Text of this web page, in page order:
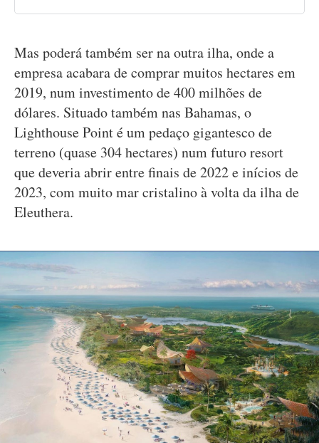
Mas poderá também ser na outra ilha, onde a
empresa acabara de comprar muitos hectares em
2019, num investimento de 400 milhões de
dólares. Situado também nas Bahamas, o
Lighthouse Point é um pedaço gigantesco de
terreno (quase 304 hectares) num futuro resort
que deveria abrir entre finais de 2022 e inícios de
2023, com muito mar cristalino à volta da ilha de
Eleuthera.